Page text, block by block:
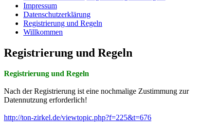
Impressum
Datenschutzerklärung
Registrierung und Regeln
Willkommen
Registrierung und Regeln
Registrierung und Regeln
Nach der Registrierung ist eine nochmalige Zustimmung zur
Datennutzung erforderlich!
http://ton-zirkel.de/viewtopic.php?f=225&t=676